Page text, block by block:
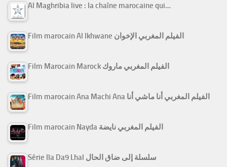
Al Maghribia live : la chaîne marocaine qui…
Film marocain Al Ikhwane الفيلم المغربي الإخوان
Film Marocain Marock الفيلم المغربي ماروك
Film marocain Ana Machi Ana الفيلم المغربي أنا ماشي أنا
Film marocain Nayda الفيلم المغربي نايضة
Série Ila Da9 Lhal سلسلة إلى ضاق الحال